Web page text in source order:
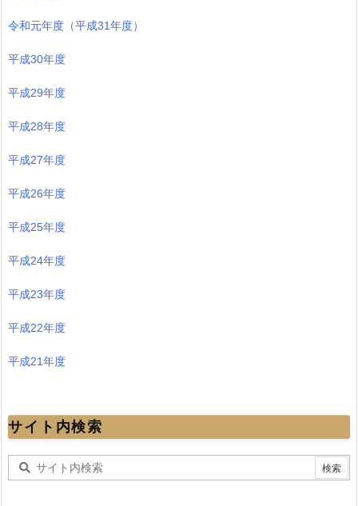
令和元年度（平成31年度）
平成30年度
平成29年度
平成28年度
平成27年度
平成26年度
平成25年度
平成24年度
平成23年度
平成22年度
平成21年度
サイト内検索